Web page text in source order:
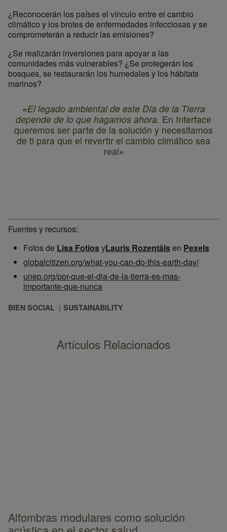
¿Reconocerán los países el vínculo entre el cambio
climático y los brotes de enfermedades infecciosas y se
comprometerán a reducir las emisiones?
¿Se realizarán inversiones para apoyar a las
comunidades más vulnerables? ¿Se protegerán los
bosques, se restaurarán los humedales y los hábitats
marinos?
«El legado ambiental de este Día de la Tierra
depende de lo que hagamos ahora. En Interface
queremos ser parte de la solución y necesitamos
de ti para que el revertir el cambio climático sea
real»
Fuentes y recursos:
Fotos de Lisa FotiosyLauris Rozentālsen Pexels
globalcitizen.org/what-you-can-do-this-earth-day/
unep.org/por-que-el-dia-de-la-tierra-es-mas-
importante-que-nunca
BIEN SOCIAL SUSTAINABILITY
Artículos Relacionados
Alfombras modulares como solución